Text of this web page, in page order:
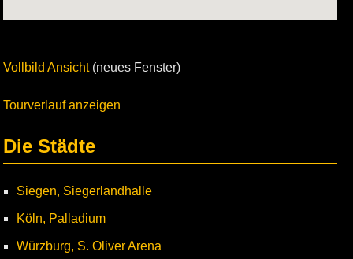
Vollbild Ansicht(neues Fenster)
Tourverlauf anzeigen
Die Städte
Siegen, Siegerlandhalle
Köln, Palladium
Würzburg, S. Oliver Arena